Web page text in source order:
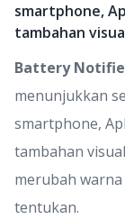
smartphone,
tambahan
Battery
menunjukkan
smartphone,
tambahan
merubah
tentukan.